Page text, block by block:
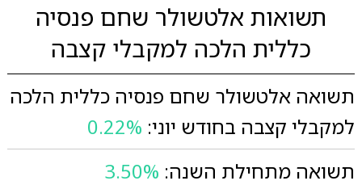
תשואות אלטשולר שחם פנסיה
כללית הלכה למקבלי קצבה
תשואה אלטשולר שחם פנסיה כללית הלכה
למקבלי קצבה בחודש יוני: 0.22%
תשואה מתחילת השנה: 3.50%